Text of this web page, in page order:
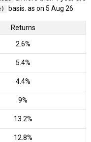
basis. as on 5 Aug 26
Returns
2.6%
5.4%
4.4%
9%
13.2%
12.8%